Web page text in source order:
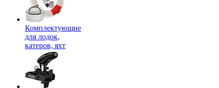
Комплектующие
для лодок,
катеров, яхт